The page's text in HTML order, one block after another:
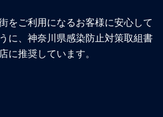
をご利用になるお客様に安心して
に、神奈川県感染防止対策取組書
に推奨しています。